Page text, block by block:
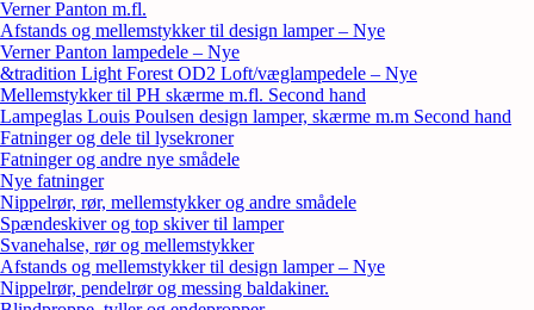
Verner Panton m.fl.
Afstands og mellemstykker til design lamper – Nye
Verner Panton lampedele – Nye
&tradition Light Forest OD2 Loft/væglampedele – Nye
Mellemstykker til PH skærme m.fl. Second hand
Lampeglas Louis Poulsen design lamper, skærme m.m Second hand
Fatninger og dele til lysekroner
Fatninger og andre nye smådele
Nye fatninger
Nippelrør, rør, mellemstykker og andre smådele
Spændeskiver og top skiver til lamper
Svanehalse, rør og mellemstykker
Afstands og mellemstykker til design lamper – Nye
Nippelrør, pendelrør og messing baldakiner.